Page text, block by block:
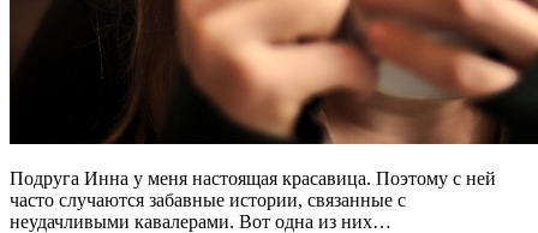
Подруга Инна у меня настоящая красавица. Поэтому с ней
часто случаются забавные истории, связанные с
неудачливыми кавалерами. Вот одна из них…